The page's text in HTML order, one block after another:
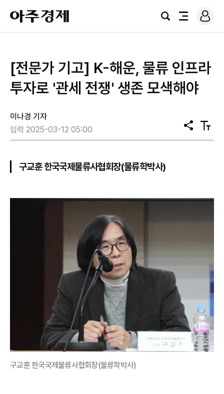
아
주
경
검
전
로
그
[전문가 기고] K-해운, 물류 인프라
투자로 '관세 전쟁' 생존 모색해야
이나경 기자
입력 2025-03-12 05:00
공
유
텍
스
구교훈 한국국제물류사협회장(물류학박사)
구교훈 한국국제물류사협회장(물류학박사)